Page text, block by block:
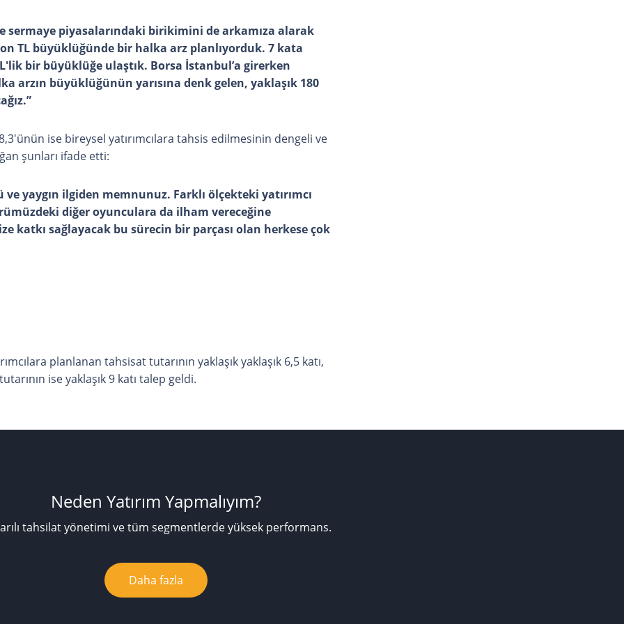
piyasalarındaki birikimini de arkamıza alarak
TL büyüklüğünde bir halka arz planlıyorduk. 7 kata
bir büyüklüğe ulaştık. Borsa İstanbul’a girerken
arzın büyüklüğünün yarısına denk gelen, yaklaşık 180
ise bireysel yatırımcılara tahsis edilmesinin dengeli ve
şunları ifade etti:
yaygın ilgiden memnunuz. Farklı ölçekteki yatırımcı
diğer oyunculara da ilham vereceğine
katkı sağlayacak bu sürecin bir parçası olan herkese çok
planlanan tahsisat tutarının yaklaşık yaklaşık 6,5 katı,
ise yaklaşık 9 katı talep geldi.
Neden Yatırım Yapmalıyım?
tahsilat yönetimi ve tüm segmentlerde yüksek performans.
Daha fazla